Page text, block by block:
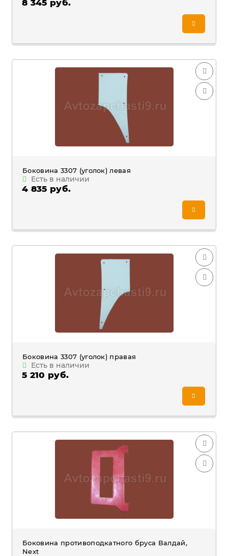
8 345 руб.
Боковина 3307 (уголок) левая
Есть в наличии
4 835 руб.
Боковина 3307 (уголок) правая
Есть в наличии
5 210 руб.
Боковина противоподкатного бруса Валдай,
Next